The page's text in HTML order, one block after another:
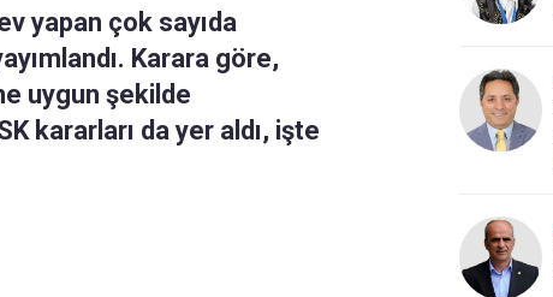
yapan çok sayıda
Karara göre,
uygun şekilde
kararları da yer aldı, işte